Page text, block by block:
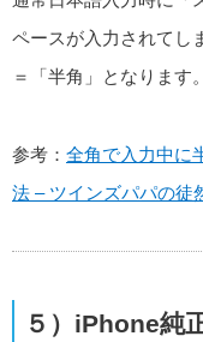
ペースが入力されてし
＝「半角」となります
参考： 全角で入力中に
法 – ツインズパパの徒
５）iPhone純